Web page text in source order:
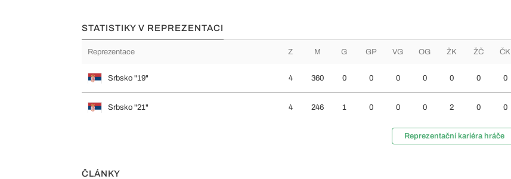
STATISTIKY V REPREZENTACI
Reprezentace Z M G GP VG OG ŽK ŽČ ČK
Srbsko "19" 4 360 0 0 0 0 0 0 0
Srbsko "21" 4 246 1 0 0 0 2 0 0
Reprezentační kariéra hráče
ČLÁNKY